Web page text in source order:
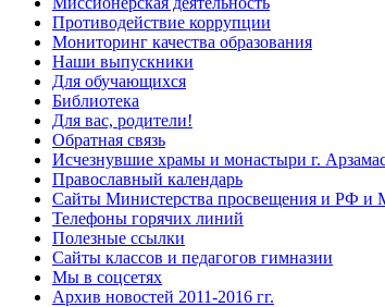
Противодействие коррупции
Мониторинг качества образования
Наши выпускники
Для обучающихся
Библиотека
Для вас, родители!
Обратная связь
Исчезнувшие храмы и монастыри г.
Православный календарь
Сайты Министерства просвещения и РФ и
Телефоны горячих линий
Полезные ссылки
Сайты классов и педагогов гимназии
Мы в соцсетях
Архив новостей 2011-2016 гг.